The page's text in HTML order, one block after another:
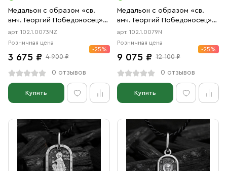
Медальон с образом «св.
вмч. Георгий Победоносец»
чернение, позолота
арт. 102.1.0073NZ
Розничная цена
3 675 ₽ 4 900 ₽
-25%
0 отзывов
Купить
Медальон с образом «св.
вмч. Георгий Победоносец»
чернение
арт. 102.1.0079N
Розничная цена
9 075 ₽ 12 100 ₽
-25%
0 отзывов
Купить